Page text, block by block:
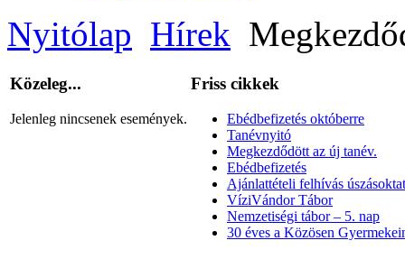
Nyitólap Hírek
Közeleg...
Jelenleg nincsenek események.
Friss cikkek
Ebédbefizetés októberre
Tanévnyitó
Megkezdődött az új tanév.
Ebédbefizetés
Ajánlattételi felhívás
VíziVándor Tábor
Nemzetiségi tábor – 5. nap
30 éves a Közösen